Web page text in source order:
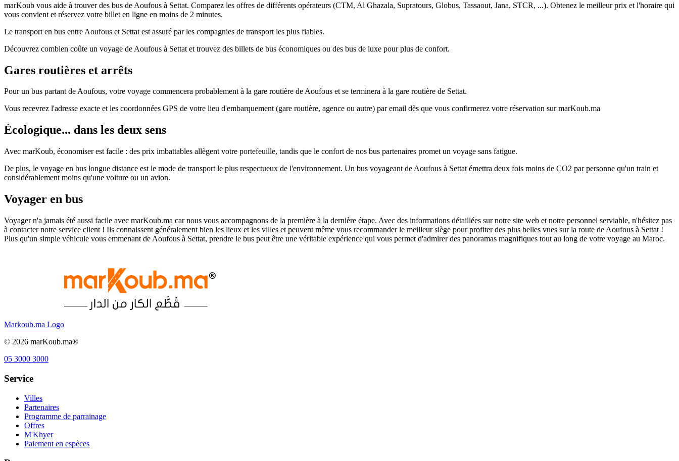
marKoub vous aide à trouver des bus de Aoufous à Settat. Comparez les offres de différents opérateurs (CTM, Al Ghazala, Supratours, Globus, Tassaout, Jana, STCR, ...). Obtenez le meilleur prix et l'horaire qui
vous convient et réservez votre billet en ligne en moins de 2 minutes.
Le transport en bus entre Aoufous et Settat est assuré par les compagnies de transport les plus fiables.
Découvrez combien coûte un voyage de Aoufous à Settat et trouvez des billets de bus économiques ou des bus de luxe pour plus de confort.
Gares routières et arrêts
Pour un bus partant de Aoufous, votre voyage commencera probablement à la gare routière de Aoufous et se terminera à la gare routière de Settat.
Vous recevrez l'adresse exacte et les coordonnées GPS de votre lieu d'embarquement (gare routière, agence ou autre) par email dès que vous confirmerez votre réservation sur marKoub.ma
Écologique... dans les deux sens
Avec marKoub, économiser est facile : des prix imbattables allègent votre portefeuille, tandis que le confort de nos bus partenaires promet un voyage sans fatigue.
De plus, le voyage en bus longue distance est le mode de transport le plus respectueux de l'environnement. Un bus voyageant de Aoufous à Settat émettra deux fois moins de CO2 par personne qu'un train et
considérablement moins qu'une voiture ou un avion.
Voyager en bus
Voyager n'a jamais été aussi facile avec marKoub.ma car nous vous accompagnons de la première à la dernière étape. Avec des informations détaillées sur notre site web et notre personnel serviable, n'hésitez pas
à contacter notre service client ! Ils connaissent généralement bien les lieux et les villes et peuvent même vous recommander le meilleur siège pour profiter des plus belles vues sur la route de Aoufous à Settat !
Plus qu'un simple véhicule vous emmenant de Aoufous à Settat, prendre le bus peut être une véritable expérience qui vous permet d'admirer des panoramas magnifiques tout au long de votre voyage au Maroc.
Markoub.ma Logo
© 2026 marKoub.ma®
05 3000 3000
Service
Villes
Partenaires
Programme de parrainage
Offres
M'Khyer
Paiement en espèces